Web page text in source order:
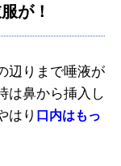
が！
辺りまで唾液が
は鼻から挿入し
はり 口内はもっ